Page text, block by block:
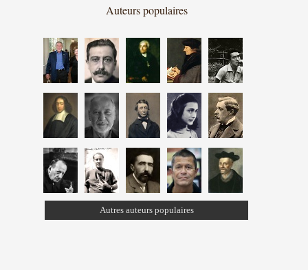
Auteurs populaires
Autres auteurs populaires